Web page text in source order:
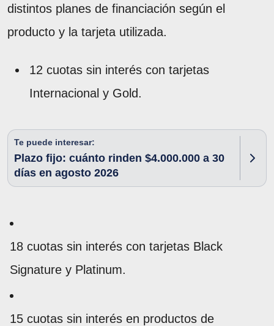
distintos planes de financiación según el
producto y la tarjeta utilizada.
12 cuotas sin interés con tarjetas
Internacional y Gold.
Te puede interesar:
Plazo fijo: cuánto rinden $4.000.000 a 30
días en agosto 2026
18 cuotas sin interés con tarjetas Black
Signature y Platinum.
15 cuotas sin interés en productos de